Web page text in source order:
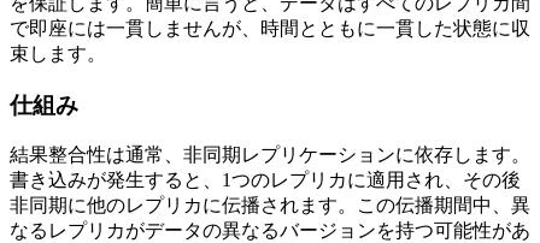
で即座には一貫しませんが、時間とともに一貫した状態に収
束します。
仕組み
結果整合性は通常、非同期レプリケーションに依存します。
書き込みが発生すると、1つのレプリカに適用され、その後
非同期に他のレプリカに伝播されます。この伝播期間中、異
なるレプリカがデータの異なるバージョンを持つ可能性があ